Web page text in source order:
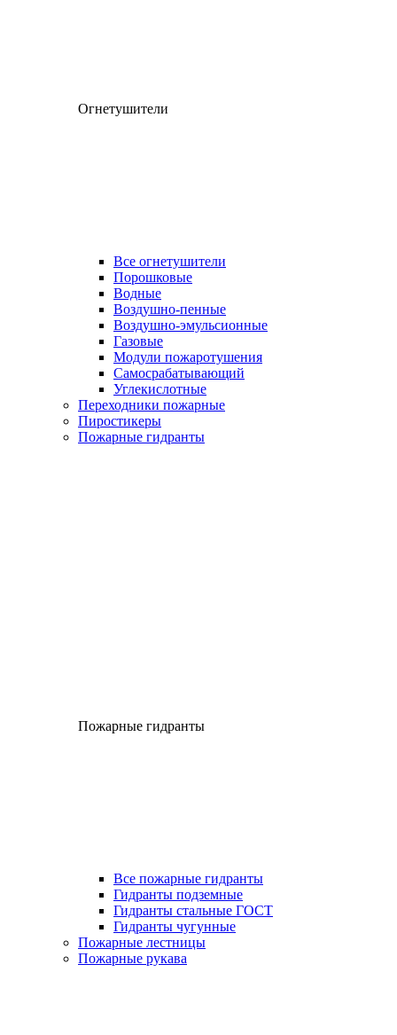
Огнетушители
Все огнетушители
Порошковые
Водные
Воздушно-пенные
Воздушно-эмульсионные
Газовые
Модули пожаротушения
Самосрабатывающий
Углекислотные
Переходники пожарные
Пиростикеры
Пожарные гидранты
Пожарные гидранты
Все пожарные гидранты
Гидранты подземные
Гидранты стальные ГОСТ
Гидранты чугунные
Пожарные лестницы
Пожарные рукава